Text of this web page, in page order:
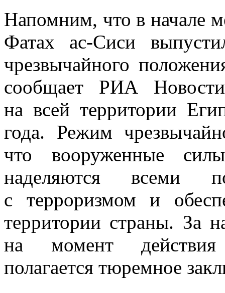
Напомним, что в начале
Фатах ас-Сиси
чрезвычайного
сообщает РИА
на всей территории
года. Режим
что вооруженные
наделяются всеми
с терроризмом и
территории страны. За
на момент действия
полагается тюремное